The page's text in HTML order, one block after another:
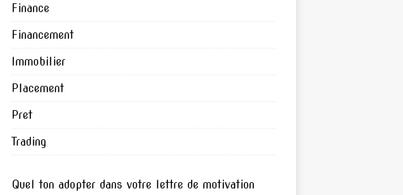
Finance
Financement
Immobilier
Placement
Pret
Trading
Quel ton adopter dans votre lettre de motivation